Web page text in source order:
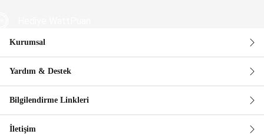
Güvenli Alışveriş
Kurumsal
Yardım & Destek
Bilgilendirme Linkleri
İletişim